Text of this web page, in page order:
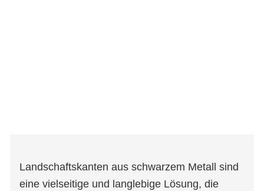
Landschaftskanten aus schwarzem Metall sind
eine vielseitige und langlebige Lösung, die